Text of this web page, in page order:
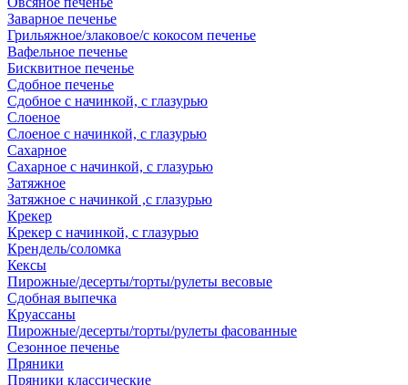
Заварное печенье
Грильяжное/злаковое/с кокосом печенье
Вафельное печенье
Бисквитное печенье
Сдобное печенье
Сдобное с начинкой, с глазурью
Слоеное
Слоеное с начинкой, с глазурью
Сахарное
Сахарное с начинкой, с глазурью
Затяжное
Затяжное с начинкой ,с глазурью
Крекер
Крекер с начинкой, с глазурью
Крендель/соломка
Кексы
Пирожные/десерты/торты/рулеты весовые
Сдобная выпечка
Круассаны
Пирожные/десерты/торты/рулеты фасованные
Сезонное печенье
Пряники
Пряники классические